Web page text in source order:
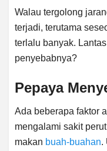
Walau tergolong
terjadi, terutama
terlalu banyak.
penyebabnya?
Pepaya
Ada beberapa faktor
mengalami sakit
makan buah-buahan.